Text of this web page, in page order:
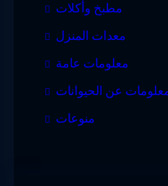
مطبخ وأكلات
معدات المنزل
معلومات عامة
عن الحيوانات
منوعات